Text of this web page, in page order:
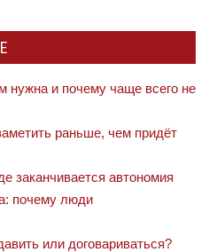
нужна и почему чаще всего не
раньше, чем придёт
заканчивается автономия
почему люди
или договариваться?